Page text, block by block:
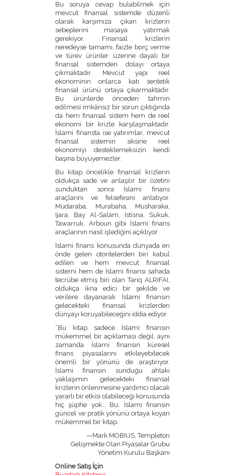
Bu soruya cevap bulabilmek için
mevcut finansal sistemde düzenli
olarak karşımıza çıkan krizlerin
sebeplerini masaya yatırmak
gerekiyor. Finansal krizlerin
neredeyse tamamı, faizle borç verme
ve türev ürünler üzerine dayalı bir
finansal sistemden dolayı ortaya
çıkmaktadır. Mevcut yapı reel
ekonominin onlarca katı sentetik
finansal ürünü ortaya çıkarmaktadır.
Bu ürünlerde önceden tahmin
edilmesi imkânsız bir sorun çıktığında
da hem finansal sistem hem de reel
ekonomi bir krizle karşılaşmaktadır.
İslami finansta ise yatırımlar, mevcut
finansal sistemin aksine reel
ekonomiyi desteklemeksizin kendi
başına büyüyemezler.
Bu kitap öncelikle finansal krizlerin
oldukça sade ve anlaşılır bir özetini
sunduktan sonra İslami finans
araçlarını ve felsefesini anlatıyor.
Mudaraba, Murabaha, Musharaka,
Ijara, Bay Al-Salam, Istisna, Sukuk,
Tawarruk, Arboun gibi İslami finans
araçlarının nasıl işlediğini açıklıyor.
İslami finans konusunda dünyada en
önde gelen otoritelerden biri kabul
edilen ve hem mevcut finansal
sistemi hem de İslami finansı sahada
tecrübe etmiş biri olan Tariq ALRIFAI,
oldukça ikna edici bir şekilde ve
verilere dayanarak İslami finansın
gelecekteki finansal krizlerden
dünyayı koruyabileceğini iddia ediyor.
“Bu kitap sadece İslami finansın
mükemmel bir açıklaması değil, aynı
zamanda İslami finansın küresel
finans piyasalarını etkileyebilecek
önemli bir yönünü de araştırıyor.
İslami finansın sunduğu ahlaki
yaklaşımın gelecekteki finansal
krizlerin önlenmesine yardımcı olacak
yararlı bir etkisi olabileceği konusunda
hiç şüphe yok… Bu, İslami finansın
güncel ve pratik yönünü ortaya koyan
mükemmel bir kitap.
—Mark MOBIUS, Templeton
Gelişmekte Olan Piyasalar Grubu
Yönetim Kurulu Başkanı
Online Satış İçin